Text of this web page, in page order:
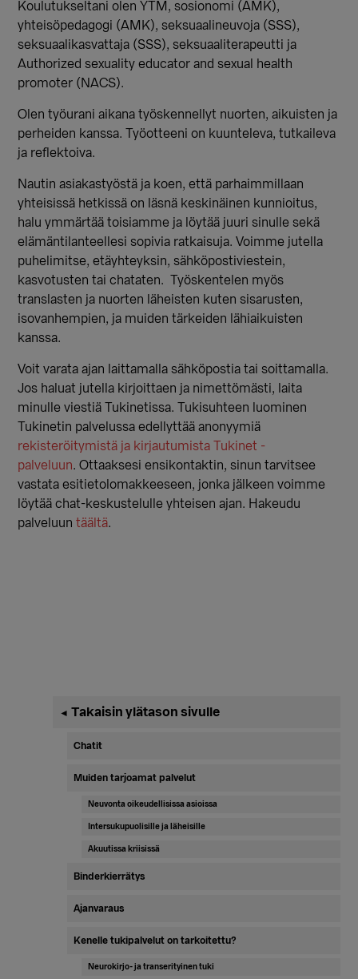
Koulutukseltani olen YTM, sosionomi (AMK),
yhteisöpedagogi (AMK), seksuaalineuvoja (SSS),
seksuaalikasvattaja (SSS), seksuaaliterapeutti ja
Authorized sexuality educator and sexual health
promoter (NACS).
Olen työurani aikana työskennellyt nuorten, aikuisten ja
perheiden kanssa. Työotteeni on kuunteleva, tutkaileva
ja reflektoiva.
Nautin asiakastyöstä ja koen, että parhaimmillaan
yhteisissä hetkissä on läsnä keskinäinen kunnioitus,
halu ymmärtää toisiamme ja löytää juuri sinulle sekä
elämäntilanteellesi sopivia ratkaisuja. Voimme jutella
puhelimitse, etäyhteyksin, sähköpostiviestein,
kasvotusten tai chataten. Työskentelen myös
translasten ja nuorten läheisten kuten sisarusten,
isovanhempien, ja muiden tärkeiden lähiaikuisten
kanssa.
Voit varata ajan laittamalla sähköpostia tai soittamalla.
Jos haluat jutella kirjoittaen ja nimettömästi, laita
minulle viestiä Tukinetissa. Tukisuhteen luominen
Tukinetin palvelussa edellyttää anonyymiä
rekisteröitymistä ja kirjautumista Tukinet -
palveluun. Ottaaksesi ensikontaktin, sinun tarvitsee
vastata esitietolomakkeeseen, jonka jälkeen voimme
löytää chat-keskustelulle yhteisen ajan. Hakeudu
palveluuntäältä.
Ensisijainen
sivupalkki
◄ Takaisin ylätason sivulle
Chatit
Muiden tarjoamat palvelut
Neuvonta oikeudellisissa asioissa
Intersukupuolisille ja läheisille
Akuutissa kriisissä
Binderkierrätys
Ajanvaraus
Kenelle tukipalvelut on tarkoitettu?
Neurokirjo- ja transerityinen tuki